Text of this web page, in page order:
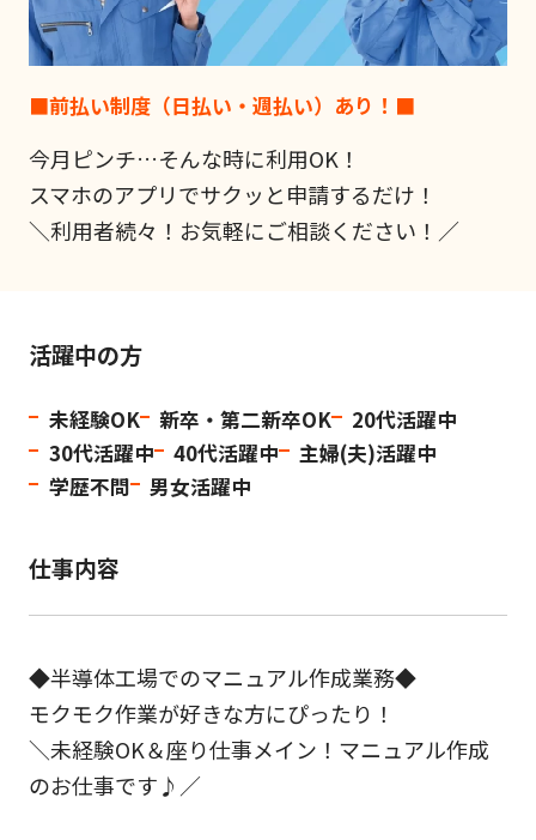
■前払い制度（日払い・週払い）あり！■
今月ピンチ…そんな時に利用OK！
スマホのアプリでサクッと申請するだけ！
＼利用者続々！お気軽にご相談ください！／
活躍中の方
未経験OK 新卒・第二新卒OK
20代活躍中
30代活躍中
40代活躍中
主婦(夫)活躍中
学歴不問
男女活躍中
仕事内容
◆半導体工場でのマニュアル作成業務◆
モクモク作業が好きな方にぴったり！
＼未経験OK＆座り仕事メイン！マニュアル作成
のお仕事です♪／